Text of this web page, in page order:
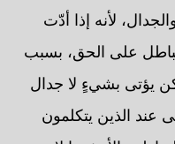
لأنه إذا أدّت
على الحق، بسبب
يؤتى بشيءٍ لا جدال
عند الذين يتكلمون